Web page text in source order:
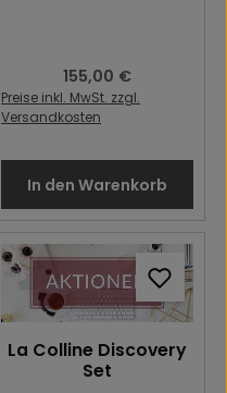
Regulärer Preis:
155,00 €
Preise inkl. MwSt. zzgl.
Versandkosten
In den Warenkorb
La Colline Discovery
Set